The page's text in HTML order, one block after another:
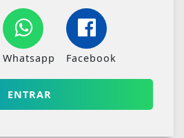
Whatsapp Facebook
ENTRAR